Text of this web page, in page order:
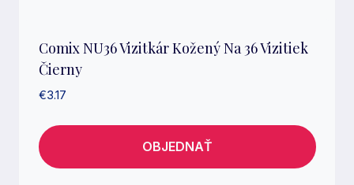
Comix NU36 Vizitkár Kožený Na 36 Vizitiek
Čierny
€3.17
OBJEDNAŤ